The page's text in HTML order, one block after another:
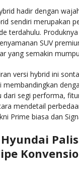
hadir dengan
sendiri merupakan
terdahulu.
SUV
yang semakin
versi hybrid ini
membandingkan
dari segi performa,
mendetail
Prime biasa dan